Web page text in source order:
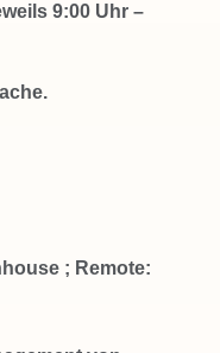
9:00 Uhr –
; Remote: